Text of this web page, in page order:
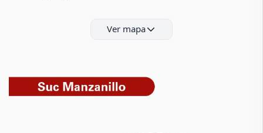
Ver mapa